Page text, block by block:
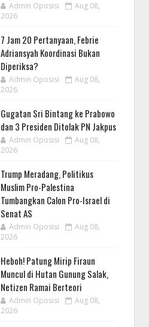
Admin Oposisi
Aug 08,
2026
7 Jam 20 Pertanyaan, Febrie
Adriansyah Koordinasi Bukan
Diperiksa?
Admin Oposisi
Aug 08,
2026
Gugatan Sri Bintang ke Prabowo
dan 3 Presiden Ditolak PN Jakpus
Admin Oposisi
Aug 08,
2026
Trump Meradang, Politikus
Muslim Pro-Palestina
Tumbangkan Calon Pro-Israel di
Senat AS
Admin Oposisi
Aug 08,
2026
Heboh! Patung Mirip Firaun
Muncul di Hutan Gunung Salak,
Netizen Ramai Berteori
Admin Oposisi
Aug 08,
2026